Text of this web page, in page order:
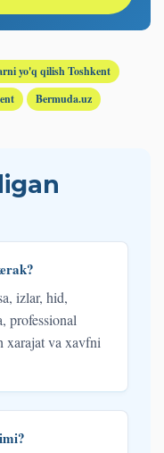
yo'q qilish Toshkent
Bermuda.uz
izlar, hid,
professional
xarajat va xavfni